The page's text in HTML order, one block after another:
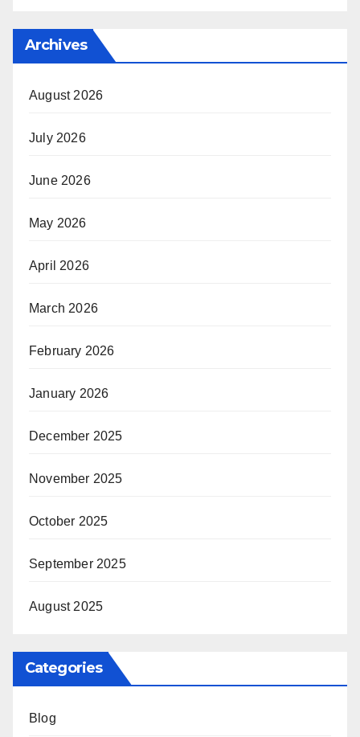
Archives
August 2026
July 2026
June 2026
May 2026
April 2026
March 2026
February 2026
January 2026
December 2025
November 2025
October 2025
September 2025
August 2025
Categories
Blog